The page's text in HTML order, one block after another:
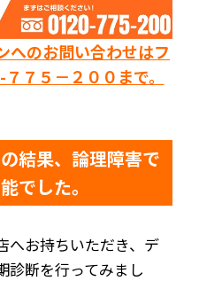
へのお問い合わせはフ
７５－２００まで。
結果、論理障害で
でした。
へお持ちいただき、デ
診断を行ってみまし